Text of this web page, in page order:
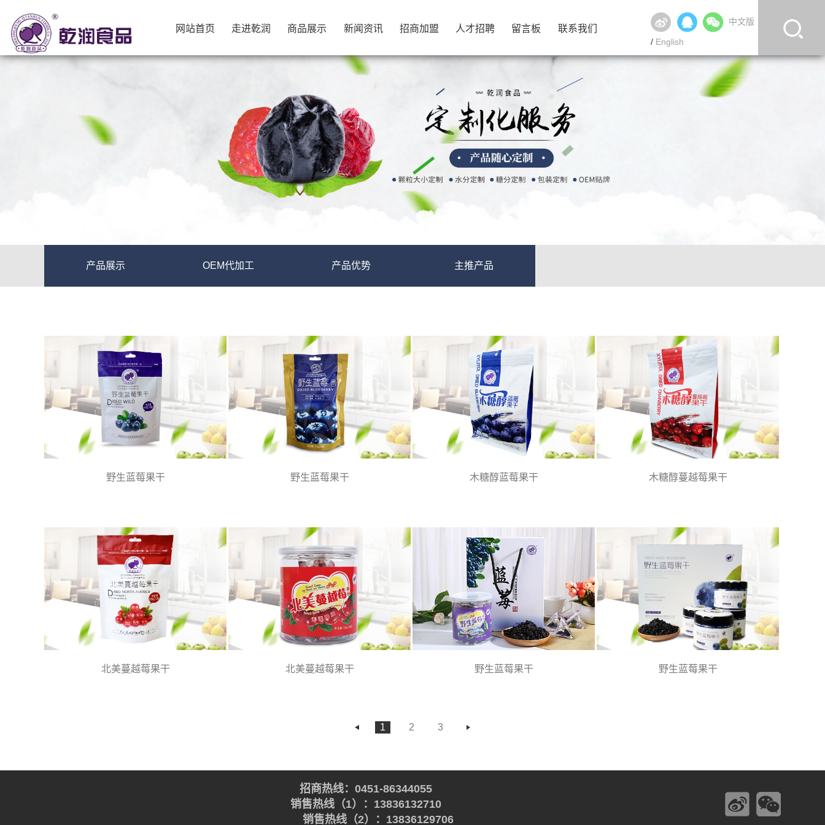
网站首页
网站首页
走进乾润
走进乾润
商品展示
商品展示
新闻资讯
新闻资讯
招商加盟
招商加盟
人才招聘
人才招聘
留言板
留言板
联系我们
联系我们
中文版
/ English
产品展示 OEM代加工 产品优势 主推产品
野生蓝莓果干 野生蓝莓果干 木糖醇蓝莓果干 木糖醇蔓越莓果干
北美蔓越莓果干 北美蔓越莓果干 野生蓝莓果干 野生蓝莓果干
1 2 3
招商热线：0451-86344055
销售热线（1）：13836132710
销售热线（2）：13836129706